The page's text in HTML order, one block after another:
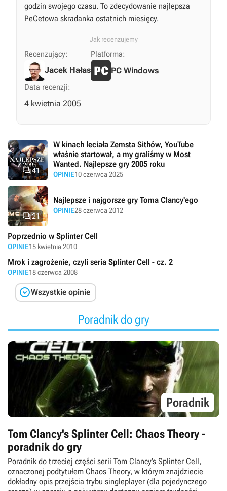
godzin swojego czasu. To zdecydowanie najlepsza
PeCetowa skradanka ostatnich miesięcy.
Jak recenzujemy
Recenzujący:
Jacek Hałas
Platforma:
PC Windows
Data recenzji:
4 kwietnia 2005
41
W kinach leciała Zemsta Sithów, YouTube
właśnie startował, a my graliśmy w Most
Wanted. Najlepsze gry 2005 roku
OPINIE10 czerwca 2025
21
Najlepsze i najgorsze gry Toma Clancy'ego
OPINIE28 czerwca 2012
Poprzednio w Splinter Cell
OPINIE15 kwietnia 2010
Mrok i zagrożenie, czyli seria Splinter Cell - cz. 2
OPINIE18 czerwca 2008
Wszystkie opinie
Poradnik do gry
Poradnik
Tom Clancy's Splinter Cell: Chaos Theory -
poradnik do gry
Poradnik do trzeciej części serii Tom Clancy’s Splinter Cell,
oznaczonej podtytułem Chaos Theory, w którym znajdziecie
dokładny opis przejścia trybu singleplayer (dla pojedynczego